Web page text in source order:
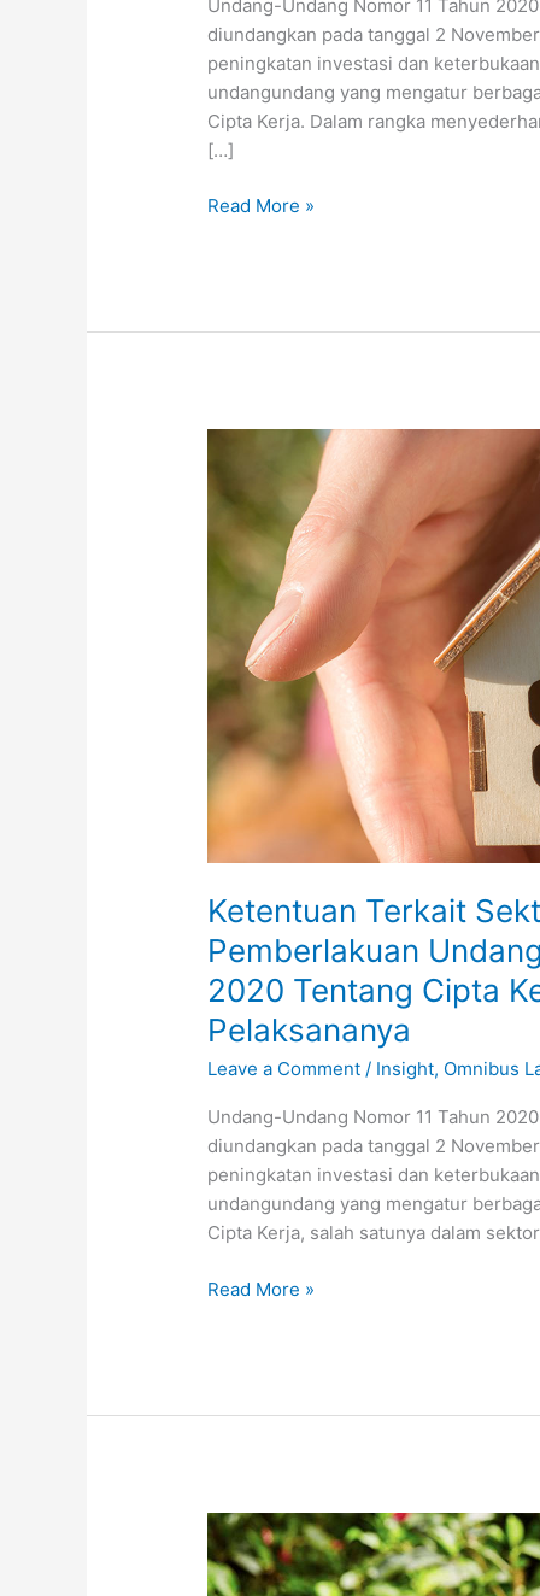
Undang-Undang Nomor 11 Tahun
diundangkan pada tanggal 2
peningkatan investasi dan
undangundang yang mengatur
Cipta Kerja. Dalam rangka
[…]
Read More »
Ketentuan Terkait
Pemberlakuan
2020 Tentang Cipta
Pelaksananya
Leave a Comment / Insight, Omnibus
Undang-Undang Nomor 11 Tahun
diundangkan pada tanggal 2
peningkatan investasi dan
undangundang yang mengatur
Cipta Kerja, salah satunya dalam
Sektor
Pertanahan
Pemberlakuan
Undang-
Undang
Nomor
11
Tahun
2020
Tentang
Kerja
Peraturan
Pelaksananya
Read More »
Undang-
Undang
Nomor